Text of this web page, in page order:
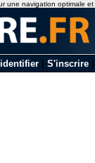
S'inscrire
une navigation optimale